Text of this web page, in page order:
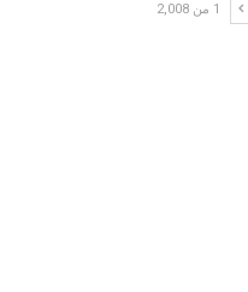
1 من 2,008